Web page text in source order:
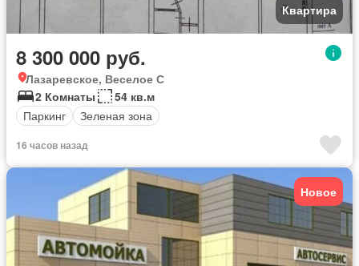
Квартира
8 300 000 руб.
Лазаревское, Веселое С
2 Комнаты
54 кв.м
Паркинг
Зеленая зона
16 часов назад
Новое